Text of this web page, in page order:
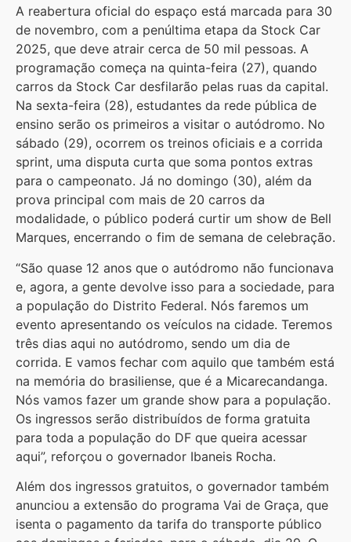
A reabertura oficial do espaço está marcada para 30
de novembro, com a penúltima etapa da Stock Car
2025, que deve atrair cerca de 50 mil pessoas. A
programação começa na quinta-feira (27), quando
carros da Stock Car desfilarão pelas ruas da capital.
Na sexta-feira (28), estudantes da rede pública de
ensino serão os primeiros a visitar o autódromo. No
sábado (29), ocorrem os treinos oficiais e a corrida
sprint, uma disputa curta que soma pontos extras
para o campeonato. Já no domingo (30), além da
prova principal com mais de 20 carros da
modalidade, o público poderá curtir um show de Bell
Marques, encerrando o fim de semana de celebração.
“São quase 12 anos que o autódromo não funcionava
e, agora, a gente devolve isso para a sociedade, para
a população do Distrito Federal. Nós faremos um
evento apresentando os veículos na cidade. Teremos
três dias aqui no autódromo, sendo um dia de
corrida. E vamos fechar com aquilo que também está
na memória do brasiliense, que é a Micarecandanga.
Nós vamos fazer um grande show para a população.
Os ingressos serão distribuídos de forma gratuita
para toda a população do DF que queira acessar
aqui”, reforçou o governador Ibaneis Rocha.
Além dos ingressos gratuitos, o governador também
anunciou a extensão do programa Vai de Graça, que
isenta o pagamento da tarifa do transporte público